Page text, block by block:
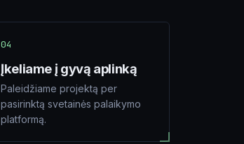
04
Įkeliame į gyvą aplinką
Paleidžiame projektą per
pasirinktą svetainės palaikymo
platformą.